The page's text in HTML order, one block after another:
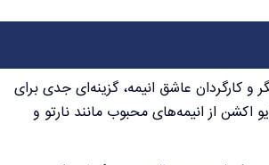
و کارگردان عاشق انیمه، گزینه‌ای جدی برای
اکشن از انیمه‌های محبوب مانند نارتو و